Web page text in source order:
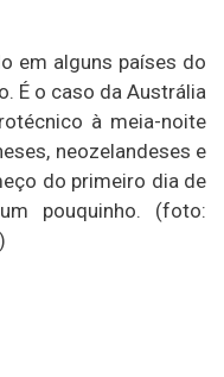
em alguns países do
É o caso da Austrália
à meia-noite
neozelandeses e
do primeiro dia de
pouquinho. (foto: